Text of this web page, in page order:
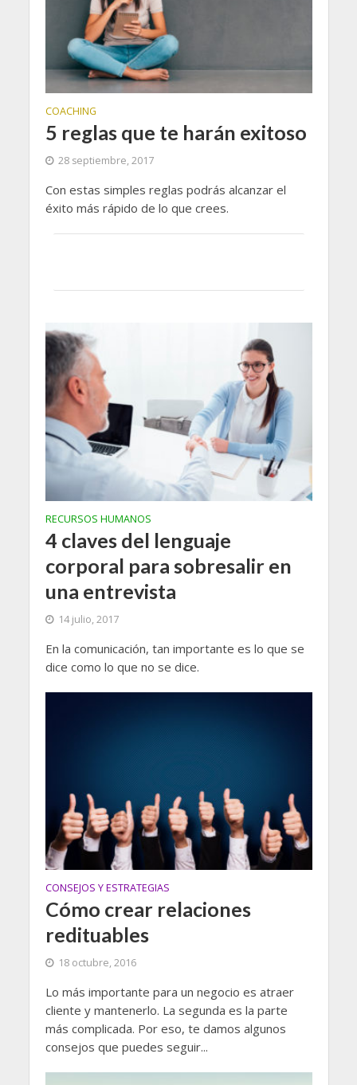
COACHING
5 reglas que te harán exitoso
28 septiembre, 2017
Con estas simples reglas podrás alcanzar el
éxito más rápido de lo que crees.
RECURSOS HUMANOS
4 claves del lenguaje
corporal para sobresalir en
una entrevista
14 julio, 2017
En la comunicación, tan importante es lo que se
dice como lo que no se dice.
CONSEJOS Y ESTRATEGIAS
Cómo crear relaciones
redituables
18 octubre, 2016
Lo más importante para un negocio es atraer
cliente y mantenerlo. La segunda es la parte
más complicada. Por eso, te damos algunos
consejos que puedes seguir...